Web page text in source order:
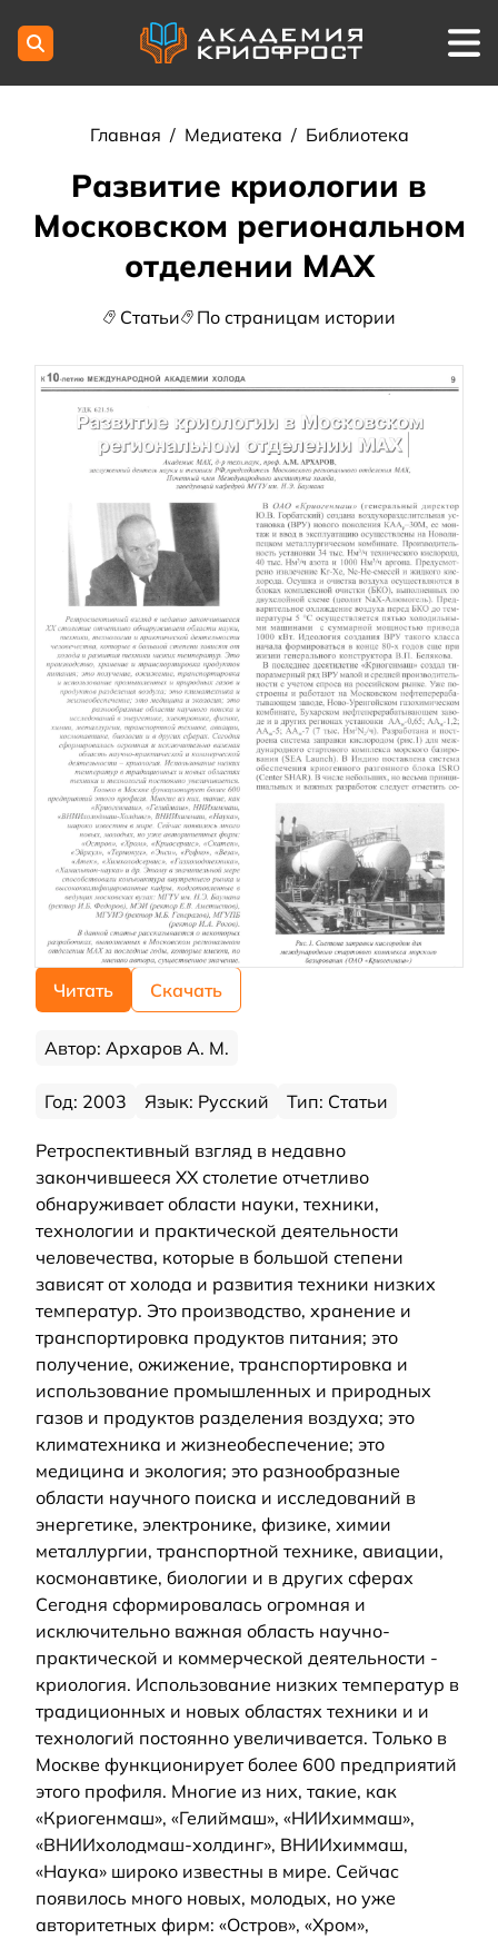
Главная / Медиатека / Библиотека
Развитие криологии в
Московском региональном
отделении МАХ
Статьи По страницам истории
Читать Скачать
Автор: Архаров А. М.
Год: 2003 Язык: Русский Тип: Статьи
Ретроспективный взгляд в недавно
закончившееся ХХ столетие отчетливо
обнаруживает области науки, техники,
технологии и практической деятельности
человечества, которые в большой степени
зависят от холода и развития техники низких
температур. Это производство, хранение и
транспортировка продуктов питания; это
получение, ожижение, транспортировка и
использование промышленных и природных
газов и продуктов разделения воздуха; это
климатехника и жизнеобеспечение; это
медицина и экология; это разнообразные
области научного поиска и исследований в
энергетике, электронике, физике, химии
металлургии, транспортной технике, авиации,
космонавтике, биологии и в других сферах
Сегодня сформировалась огромная и
исключительно важная область научно-
практической и коммерческой деятельности -
криология. Использование низких температур в
традиционных и новых областях техники и и
технологий постоянно увеличивается. Только в
Москве функционирует более 600 предприятий
этого профиля. Многие из них, такие, как
«Криогенмаш», «Гелиймаш», «НИИхиммаш»,
«ВНИИхолодмаш-холдинг», ВНИИхиммаш,
«Наука» широко известны в мире. Сейчас
появилось много новых, молодых, но уже
авторитетных фирм: «Остров», «Хром»,